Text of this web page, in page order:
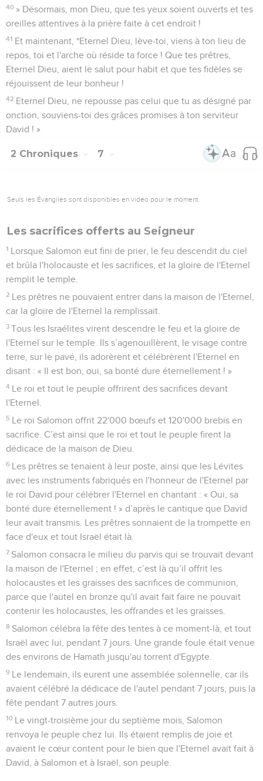
40 » Désormais, mon Dieu, que tes yeux soient ouverts et tes
oreilles attentives à la prière faite à cet endroit !
41 Et maintenant, *Eternel Dieu, lève-toi, viens à ton lieu de
repos, toi et l'arche où réside ta force ! Que tes prêtres,
Eternel Dieu, aient le salut pour habit et que tes fidèles se
réjouissent de leur bonheur !
42 Eternel Dieu, ne repousse pas celui que tu as désigné par
onction, souviens-toi des grâces promises à ton serviteur
David ! »
2 Chroniques 7
Seuls les Évangiles sont disponibles en vidéo pour le moment.
Les sacrifices offerts au Seigneur
1 Lorsque Salomon eut fini de prier, le feu descendit du ciel
et brûla l'holocauste et les sacrifices, et la gloire de l'Eternel
remplit le temple.
2 Les prêtres ne pouvaient entrer dans la maison de l'Eternel,
car la gloire de l'Eternel la remplissait.
3 Tous les Israélites virent descendre le feu et la gloire de
l'Eternel sur le temple. Ils s’agenouillèrent, le visage contre
terre, sur le pavé, ils adorèrent et célébrèrent l'Eternel en
disant : « Il est bon, oui, sa bonté dure éternellement ! »
4 Le roi et tout le peuple offrirent des sacrifices devant
l'Eternel.
5 Le roi Salomon offrit 22'000 bœufs et 120'000 brebis en
sacrifice. C’est ainsi que le roi et tout le peuple firent la
dédicace de la maison de Dieu.
6 Les prêtres se tenaient à leur poste, ainsi que les Lévites
avec les instruments fabriqués en l'honneur de l'Eternel par
le roi David pour célébrer l'Eternel en chantant : « Oui, sa
bonté dure éternellement ! » d’après le cantique que David
leur avait transmis. Les prêtres sonnaient de la trompette en
face d'eux et tout Israël était là.
7 Salomon consacra le milieu du parvis qui se trouvait devant
la maison de l'Eternel ; en effet, c’est là qu’il offrit les
holocaustes et les graisses des sacrifices de communion,
parce que l'autel en bronze qu'il avait fait faire ne pouvait
contenir les holocaustes, les offrandes et les graisses.
8 Salomon célébra la fête des tentes à ce moment-là, et tout
Israël avec lui, pendant 7 jours. Une grande foule était venue
des environs de Hamath jusqu'au torrent d'Egypte.
9 Le lendemain, ils eurent une assemblée solennelle, car ils
avaient célébré la dédicace de l'autel pendant 7 jours, puis la
fête pendant 7 autres jours.
10 Le vingt-troisième jour du septième mois, Salomon
renvoya le peuple chez lui. Ils étaient remplis de joie et
avaient le cœur content pour le bien que l'Eternel avait fait à
David, à Salomon et à Israël, son peuple.